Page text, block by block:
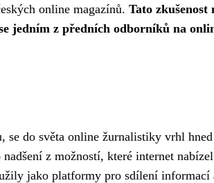
online magazínů. Tato zkušenost
jedním z předních odborníků na
do světa online žurnalistiky vrhl
z možností, které internet
jako platformy pro sdílení informací